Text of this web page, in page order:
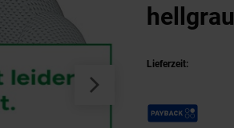
hellgrau
Lieferzeit:
Payback Punkte